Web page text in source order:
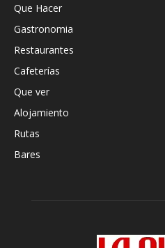
Que Hacer
Gastronomia
Restaurantes
Cafeterías
Que ver
Alojamiento
Rutas
Bares